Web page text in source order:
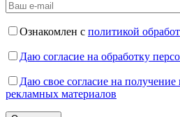
Ознакомлен с политикой
Даю согласие на обработку
Даю свое согласие на
рекламных материалов